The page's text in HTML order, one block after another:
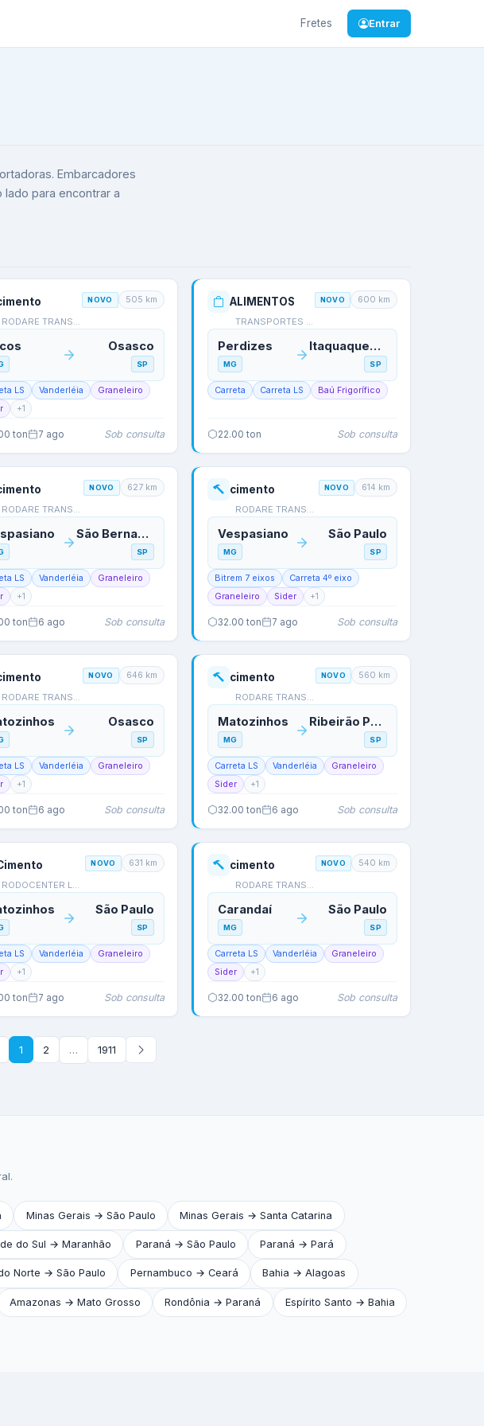
Fretes Entrar
Embarcadores
para encontrar a
RODARE TRANSPORTES
NOVO 505 km
Osasco
SP
LS Vanderléia
Graneleiro
+1
ton 7 ago Sob consulta
ALIMENTOS
TRANSPORTES KLASSEN AG…
NOVO 600 km
Perdizes
MG
Itaquaquecetuba
SP
Carreta Carreta LS Baú Frigorífico
22.00 ton Sob consulta
RODARE TRANSPORTES
NOVO 627km
São Bernardo do Campo
SP
LS Vanderléia
Graneleiro
+1
ton 6 ago Sob consulta
cimento
RODARE TRANSPORTES
NOVO 614 km
Vespasiano
MG
São Paulo
SP
Bitrem 7 eixos
Carreta 4º eixo
Graneleiro
Sider +1
32.00 ton 7 ago Sob consulta
RODARE TRANSPORTES
NOVO 646 km
Osasco
SP
LS Vanderléia
Graneleiro
+1
ton 6 ago Sob consulta
cimento
RODARE TRANSPORTES
NOVO 560 km
Matozinhos
MG
Ribeirão Preto
SP
Carreta LS Vanderléia
Graneleiro
Sider
+1
32.00 ton 6 ago Sob consulta
RODOCENTER LOGISTICA
NOVO 631 km
São Paulo
SP
LS Vanderléia
Graneleiro
+1
ton 7 ago Sob consulta
cimento
RODARE TRANSPORTES
NOVO 540 km
Carandaí
MG
São Paulo
SP
Carreta LS Vanderléia
Graneleiro
Sider
+1
32.00 ton 6 ago Sob consulta
1 2 … 1911
Minas Gerais → São Paulo Minas Gerais → Santa Catarina
do Sul → Maranhão Paraná → São Paulo Paraná → Pará
Norte → São Paulo Pernambuco → Ceará Bahia → Alagoas
Amazonas → Mato Grosso Rondônia → Paraná Espírito Santo → Bahia